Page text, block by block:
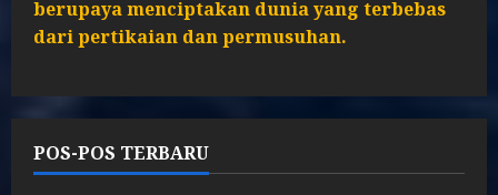
berupaya menciptakan dunia yang terbebas
dari pertikaian dan permusuhan.
POS-POS TERBARU